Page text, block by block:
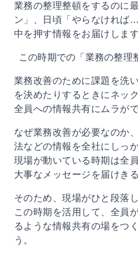
業務の整理整頓をするのに
ン」、日頃「やらなければ
中を押す情報をお届けします
この時期での「業務の整理
業務改善のために課題を洗
を決めたりするときにネッ
全員への情報共有にムラが
なぜ業務改善が必要なのか
法などの情報を全社にしっ
現場が動いている時期は全
大事なメッセージを届けき
そのため、現場がひと段落
この時期を活用して、全員
るような情報共有の場をつ
う。